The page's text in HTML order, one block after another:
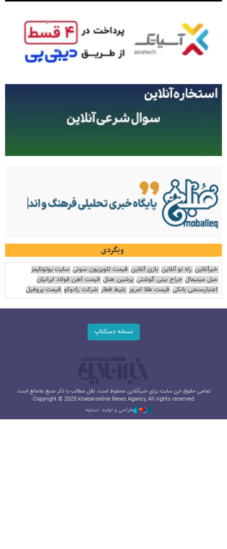
وبگردی
خبرآنلاین راه نو آنلاین بازی آنلاین قیمت تلویزیون سونی سایت یوتوتایمز
مبل مینیمال جراح بینی گوشتی پرشین هتل قیمت آهن فولاد ایرانیان
اعتبارسنجی بانکی قیمت طلا امروز بلیط قطار شرکت رادوکو قیمت پروفیل
نسخه دسکتاپ
تمامی حقوق این سایت برای خبرآنلاین محفوظ است. نقل مطالب با ذکر منبع بلامانع است.
Copyright © 2025 khabaronline News Agancy, All rights reserved
طراحی و تولید: نستوه